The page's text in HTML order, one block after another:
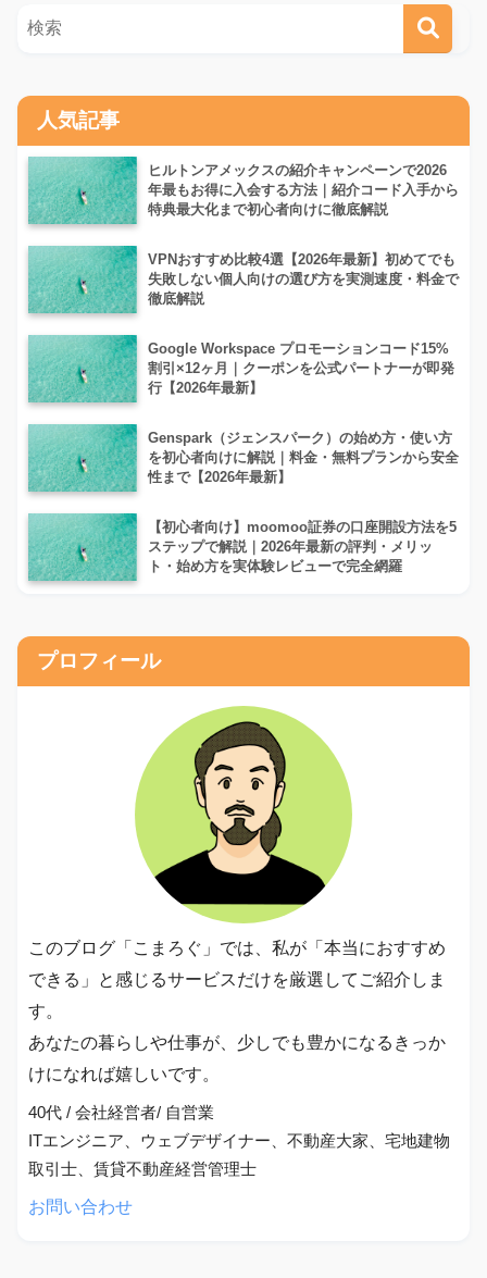
人気記事
ヒルトンアメックスの紹介キャンペーンで2026
年最もお得に入会する方法｜紹介コード入手から
特典最大化まで初心者向けに徹底解説
VPNおすすめ比較4選【2026年最新】初めてでも
失敗しない個人向けの選び方を実測速度・料金で
徹底解説
Google Workspace プロモーションコード15%
割引×12ヶ月｜クーポンを公式パートナーが即発
行【2026年最新】
Genspark（ジェンスパーク）の始め方・使い方
を初心者向けに解説｜料金・無料プランから安全
性まで【2026年最新】
【初心者向け】moomoo証券の口座開設方法を5
ステップで解説｜2026年最新の評判・メリッ
ト・始め方を実体験レビューで完全網羅
プロフィール
このブログ「こまろぐ」では、私が「本当におすすめ
できる」と感じるサービスだけを厳選してご紹介しま
す。
あなたの暮らしや仕事が、少しでも豊かになるきっか
けになれば嬉しいです。
40代 / 会社経営者/ 自営業
ITエンジニア、ウェブデザイナー、不動産大家、宅地建物
取引士、賃貸不動産経営管理士
お問い合わせ